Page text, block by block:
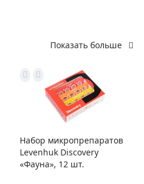
Показать больше
Набор микропрепаратов
Levenhuk Discovery
«Фауна», 12 шт.